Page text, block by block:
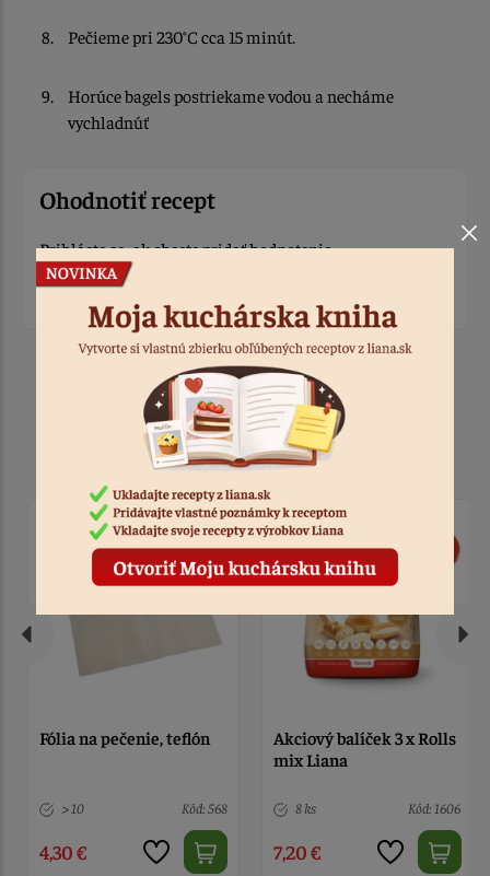
Pečieme pri 230°C cca 15 minút.
Horúce bagels postriekame vodou a necháme
vychladnúť
Ohodnotiť recept
Prihláste sa, ak chcete pridať hodnotenie.
Produkty k receptu
Fólia na pečenie, teflón
> 10 Kód: 568
4,30 €
Akciový balíček 3 x Rolls
mix Liana
8 ks Kód: 1606
7,20 €